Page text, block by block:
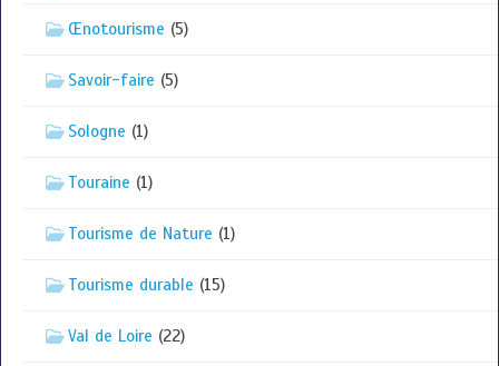
Œnotourisme (5)
Savoir-faire (5)
Sologne (1)
Touraine (1)
Tourisme de Nature (1)
Tourisme durable (15)
Val de Loire (22)